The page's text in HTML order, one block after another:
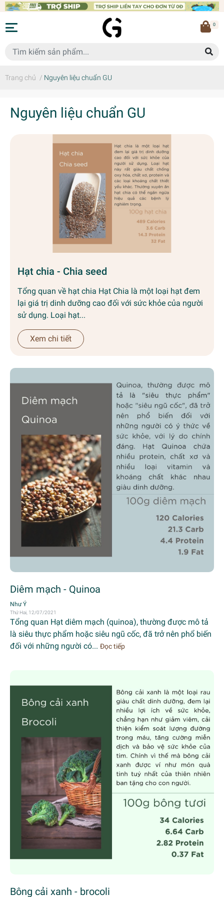
0
Trang chủ / Nguyên liệu chuẩn GU
Nguyên liệu chuẩn GU
Hạt chia - Chia seed
Tổng quan về hạt chia Hạt Chia là một loại hạt đem
lại giá trị dinh dưỡng cao đối với sức khỏe của người
sử dụng. Loại hạt...
Xem chi tiết
Diêm mạch - Quinoa
Như Ý
Thứ Hai, 12/07/2021
Tổng quan Hạt diêm mạch (quinoa), thường được mô tả
là siêu thực phẩm hoặc siêu ngũ cốc, đã trở nên phổ biến
đối với những người có... Đọc tiếp
Bông cải xanh - brocoli